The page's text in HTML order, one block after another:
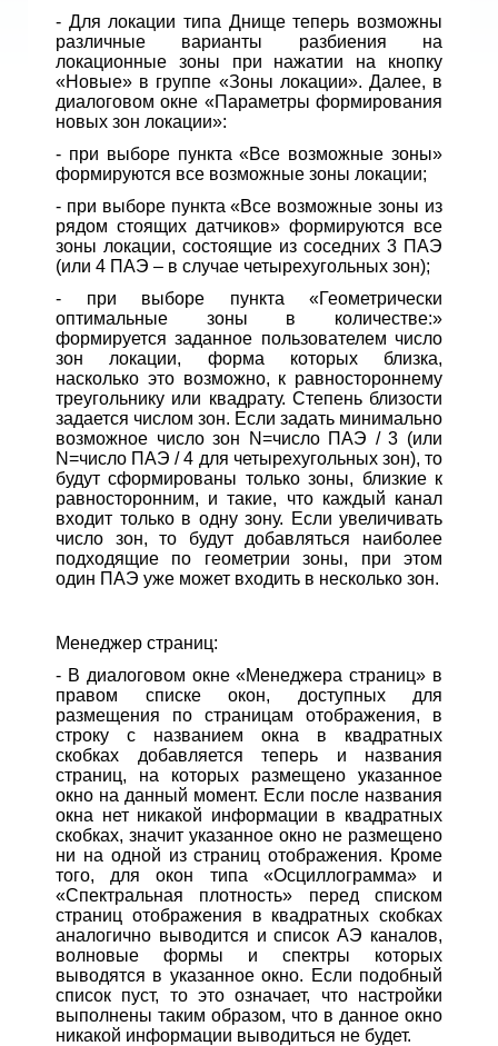
- Для локации типа Днище теперь возможны
различные варианты разбиения на
локационные зоны при нажатии на кнопку
«Новые» в группе «Зоны локации». Далее, в
диалоговом окне «Параметры формирования
новых зон локации»:
- при выборе пункта «Все возможные зоны»
формируются все возможные зоны локации;
- при выборе пункта «Все возможные зоны из
рядом стоящих датчиков» формируются все
зоны локации, состоящие из соседних 3 ПАЭ
(или 4 ПАЭ – в случае четырехугольных зон);
- при выборе пункта «Геометрически
оптимальные зоны в количестве:»
формируется заданное пользователем число
зон локации, форма которых близка,
насколько это возможно, к равностороннему
треугольнику или квадрату. Степень близости
задается числом зон. Если задать минимально
возможное число зон N=число ПАЭ / 3 (или
N=число ПАЭ / 4 для четырехугольных зон), то
будут сформированы только зоны, близкие к
равносторонним, и такие, что каждый канал
входит только в одну зону. Если увеличивать
число зон, то будут добавляться наиболее
подходящие по геометрии зоны, при этом
один ПАЭ уже может входить в несколько зон.
Менеджер страниц:
- В диалоговом окне «Менеджера страниц» в
правом списке окон, доступных для
размещения по страницам отображения, в
строку с названием окна в квадратных
скобках добавляется теперь и названия
страниц, на которых размещено указанное
окно на данный момент. Если после названия
окна нет никакой информации в квадратных
скобках, значит указанное окно не размещено
ни на одной из страниц отображения. Кроме
того, для окон типа «Осциллограмма» и
«Спектральная плотность» перед списком
страниц отображения в квадратных скобках
аналогично выводится и список АЭ каналов,
волновые формы и спектры которых
выводятся в указанное окно. Если подобный
список пуст, то это означает, что настройки
выполнены таким образом, что в данное окно
никакой информации выводиться не будет.